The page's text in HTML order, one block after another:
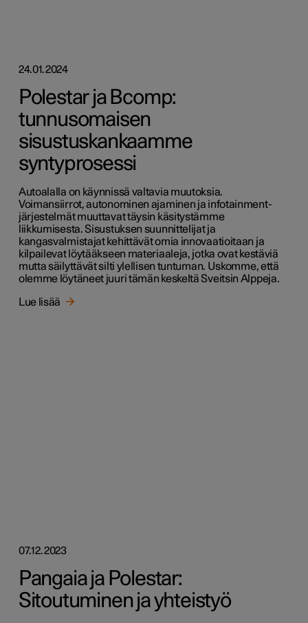
24.01.2024
Polestar ja Bcomp:
tunnusomaisen
sisustuskankaamme
syntyprosessi
Autoalalla on käynnissä valtavia muutoksia.
Voimansiirrot, autonominen ajaminen ja infotainment-
järjestelmät muuttavat täysin käsitystämme
liikkumisesta. Sisustuksen suunnittelijat ja
kangasvalmistajat kehittävät omia innovaatioitaan ja
kilpailevat löytääkseen materiaaleja, jotka ovat kestäviä
mutta säilyttävät silti ylellisen tuntuman. Uskomme, että
olemme löytäneet juuri tämän keskeltä Sveitsin Alppeja.
Lue lisää
07.12.2023
Pangaia ja Polestar:
Sitoutuminen ja yhteistyö